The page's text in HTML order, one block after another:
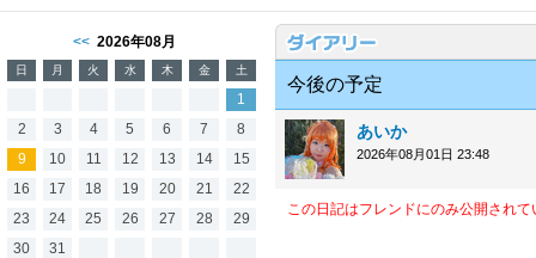
<< 2026年08月
日 月 火 水 木 金 土
1
2
3 4 5 6 7
8
9
10 11 12 13 14
15
16
17 18 19 20 21
22
23
24 25 26 27 28
29
30
31
今後の予定
あいか
2026年08月01日 23:48
この日記はフレンドにのみ公開されて